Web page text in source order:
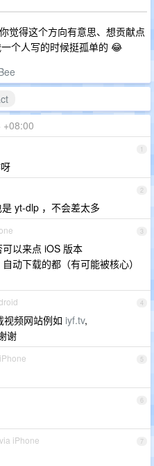
觉得这个方向有意思、想贡献点
个人写的时候挺孤单的 😂
1
2
yt-dlp ，不会差太多
3
以来点 iOS 版本
动下载的都（有可能被核心）
4
视频网站例如 iyf.tv,
谢
5
6
7
iPhone